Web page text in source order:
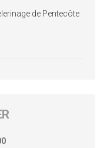
de Pentecôte